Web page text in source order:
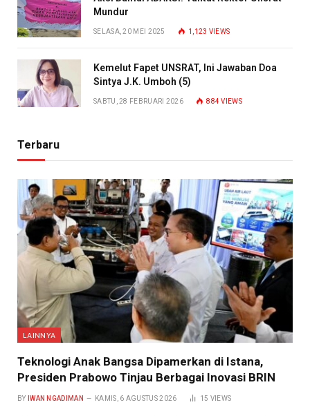
Mundur
SELASA, 20 MEI 2025 1,123 VIEWS
Kemelut Fapet UNSRAT, Ini Jawaban Doa
Sintya J.K. Umboh (5)
SABTU, 28 FEBRUARI 2026 884VIEWS
Terbaru
LAINNYA
Teknologi Anak Bangsa Dipamerkan di Istana,
Presiden Prabowo Tinjau Berbagai Inovasi BRIN
BY IWAN NGADIMAN KAMIS, 6 AGUSTUS 2026 15 VIEWS